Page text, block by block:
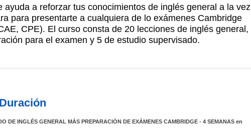
ayuda a reforzar tus conocimientos de inglés general a la vez
para presentarte a cualquiera de lo exámenes Cambridge
CPE). El curso consta de 20 lecciones de inglés general,
para el examen y 5 de estudio supervisado.
DE INGLÉS GENERAL MÁS PREPARACIÓN DE EXÁMENES CAMBRIDGE - 4 SEMANAS en